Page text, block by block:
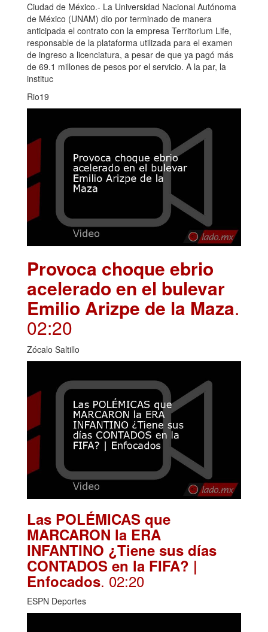
Ciudad de México.- La Universidad Nacional Autónoma
de México (UNAM) dio por terminado de manera
anticipada el contrato con la empresa Territorium Life,
responsable de la plataforma utilizada para el examen
de ingreso a licenciatura, a pesar de que ya pagó más
de 69.1 millones de pesos por el servicio. A la par, la
instituc
Rio19
Provoca choque ebrio
acelerado en el bulevar
Emilio Arizpe de la Maza.
02:20
Zócalo Saltillo
Las POLÉMICAS que
MARCARON la ERA
INFANTINO ¿Tiene sus días
CONTADOS en la FIFA? |
Enfocados. 02:20
ESPN Deportes